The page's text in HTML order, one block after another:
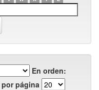
En orden:
página